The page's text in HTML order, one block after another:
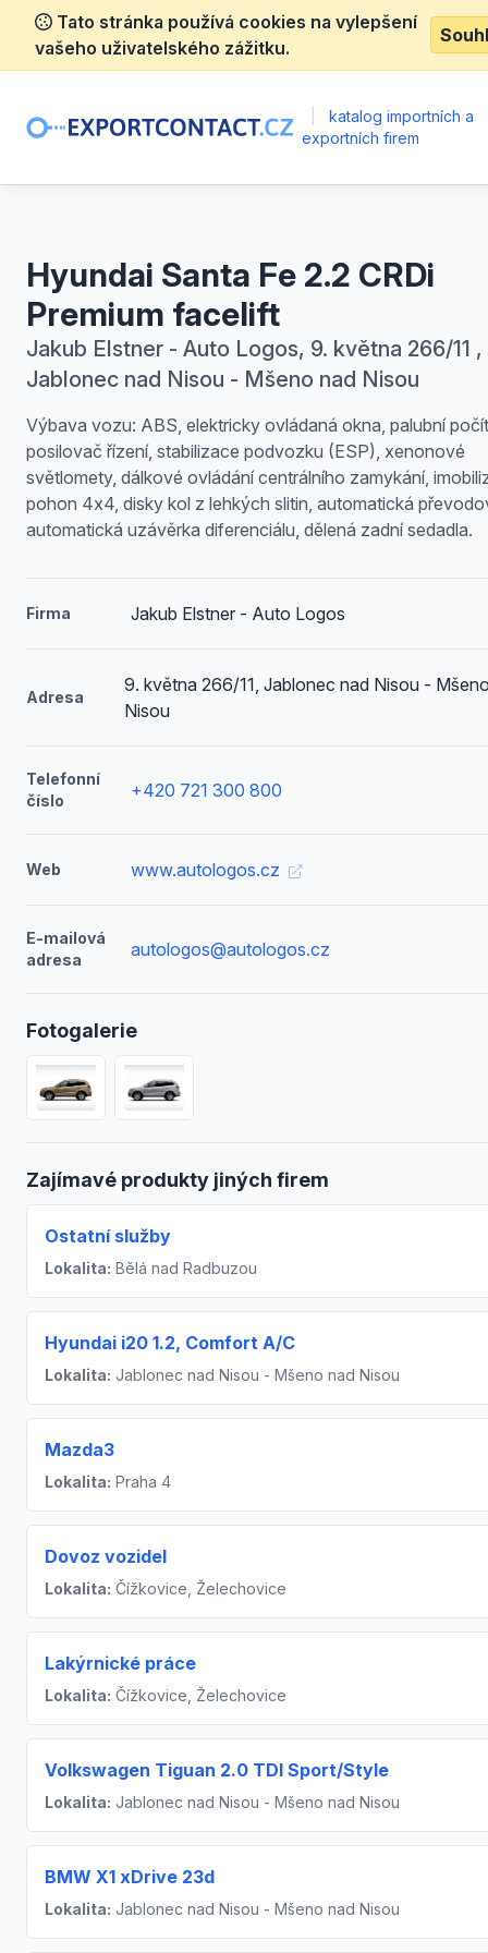
Tato stránka používá cookies na vylepšení
vašeho uživatelského zážitku.
katalog importních a
exportních firem
Hyundai Santa Fe 2.2 CRDi
Premium facelift
Jakub Elstner - Auto Logos, 9. května 266/11 ,
Jablonec nad Nisou - Mšeno nad Nisou
Výbava vozu: ABS, elektricky ovládaná okna, palubní
posilovač řízení, stabilizace podvozku (ESP), xenonové
světlomety, dálkové ovládání centrálního zamykání,
pohon 4x4, disky kol z lehkých slitin, automatická
automatická uzávěrka diferenciálu, dělená zadní sedadla.
Firma Jakub Elstner - Auto Logos
Adresa
9. května 266/11, Jablonec nad Nisou -
Nisou
Telefonní
číslo
+420 721 300 800
Web www.autologos.cz
E-mailová
adresa
autologos@autologos.cz
Fotogalerie
Zajímavé produkty jiných firem
Ostatní služby
Lokalita: Bělá nad Radbuzou
Hyundai i20 1.2, Comfort A/C
Lokalita: Jablonec nad Nisou - Mšeno nad Nisou
Mazda3
Lokalita: Praha 4
Dovoz vozidel
Lokalita: Čížkovice, Želechovice
Lakýrnické práce
Lokalita: Čížkovice, Želechovice
Volkswagen Tiguan 2.0 TDI Sport/Style
Lokalita: Jablonec nad Nisou - Mšeno nad Nisou
BMW X1 xDrive 23d
Lokalita: Jablonec nad Nisou - Mšeno nad Nisou